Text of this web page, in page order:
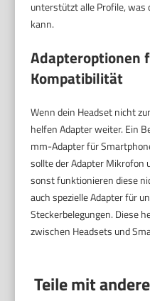
unterstützt alle Profile, was
kann.
Adapteroptionen
Kompatibilität
Wenn dein Headset nicht
helfen Adapter weiter. Ein
mm-Adapter für
sollte der Adapter
sonst funktionieren diese
auch spezielle Adapter für
Steckerbelegungen. Diese
zwischen Headsets und